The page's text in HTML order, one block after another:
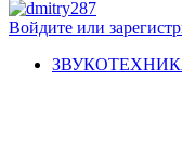
Войдите или